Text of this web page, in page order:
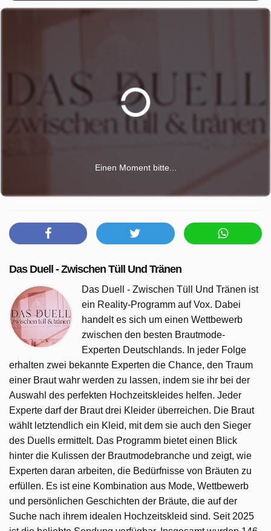
Einen Moment bitte...
Das Duell - Zwischen Tüll Und Tränen
Das Duell - Zwischen Tüll Und Tränen ist
ein Reality-Programm auf Vox. Dabei
handelt es sich um einen Wettbewerb
zwischen den besten Brautmode-
Experten Deutschlands. In jeder Folge
erhalten zwei bekannte Experten die Chance, den Traum
einer Braut wahr werden zu lassen, indem sie ihr bei der
Auswahl des perfekten Hochzeitskleides helfen. Jeder
Experte darf der Braut drei Kleider überreichen. Die Braut
wählt letztendlich ein Kleid, mit dem sie auch den Sieger
des Duells ermittelt. Das Programm bietet einen Blick
hinter die Kulissen der Brautmodebranche und zeigt, wie
Experten daran arbeiten, die Bedürfnisse von Bräuten zu
erfüllen. Es ist eine Kombination aus Mode, Wettbewerb
und persönlichen Geschichten der Bräute, die auf der
Suche nach ihrem idealen Hochzeitskleid sind. Seit 2025